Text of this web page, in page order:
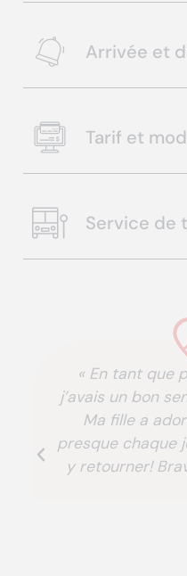
Arrivée et
Tarif et
Service de
« En tant que
j’avais un bon
Ma fille a
presque chaque
y retourner!